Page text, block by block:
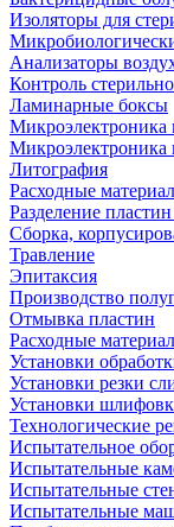
Изоляторы для
Анализаторы
Контроль
Ламинарные боксы
Микроэлектроника
Микроэлектроника
Литография
Расходные
Разделение
Сборка,
Травление
Эпитаксия
Производство
Отмывка пластин
Расходные
Установки
Установки резки
Установки
Технологические
Испытательное
Испытательные
Испытательные
Испытательные